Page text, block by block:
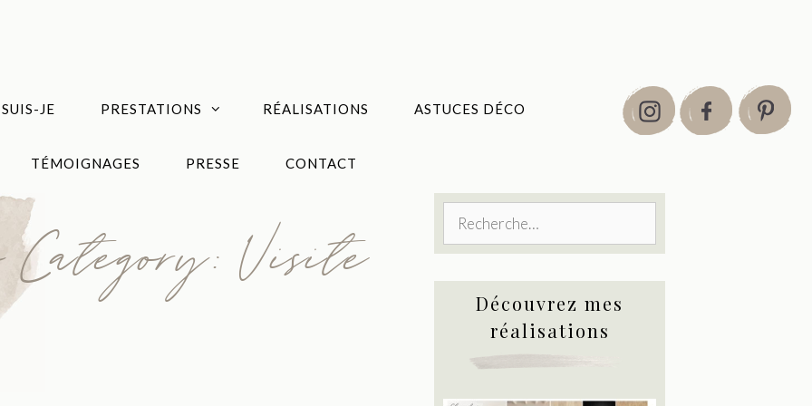
JE PRESTATIONS RÉALISATIONS ASTUCES DÉCO
TÉMOIGNAGES PRESSE CONTACT
Category: Visite
Rechercher :
Découvrez mes
réalisations